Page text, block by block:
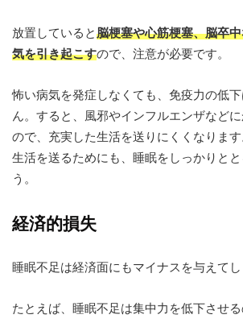
放置していると脳梗塞や心筋梗塞、脳卒
気を引き起こすので、注意が必要です。
怖い病気を発症しなくても、免疫力の低
ん。すると、風邪やインフルエンザなど
ので、充実した生活を送りにくくなりま
生活を送るためにも、睡眠をしっかりと
う。
経済的損失
睡眠不足は経済面にもマイナスを与えてし
たとえば、睡眠不足は集中力を低下させ